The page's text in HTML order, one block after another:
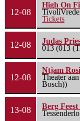
12-08
High On
Tickets
12-08
Judas
013 (013
12-08
Ntjam
Theater
Bosch))
13-08
Berg
Tessenderlo